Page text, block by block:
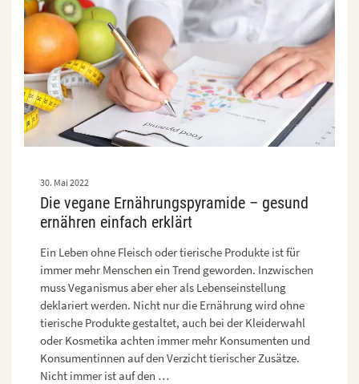
Die vegane Ernährungspyramide – gesund
ernähren einfach erklärt
30. Mai 2022
Ein Leben ohne Fleisch oder tierische Produkte ist für
immer mehr Menschen ein Trend geworden. Inzwischen
muss Veganismus aber eher als Lebenseinstellung
deklariert werden. Nicht nur die Ernährung wird ohne
tierische Produkte gestaltet, auch bei der Kleiderwahl
oder Kosmetika achten immer mehr Konsumenten und
Konsumentinnen auf den Verzicht tierischer Zusätze.
Nicht immer ist auf den …